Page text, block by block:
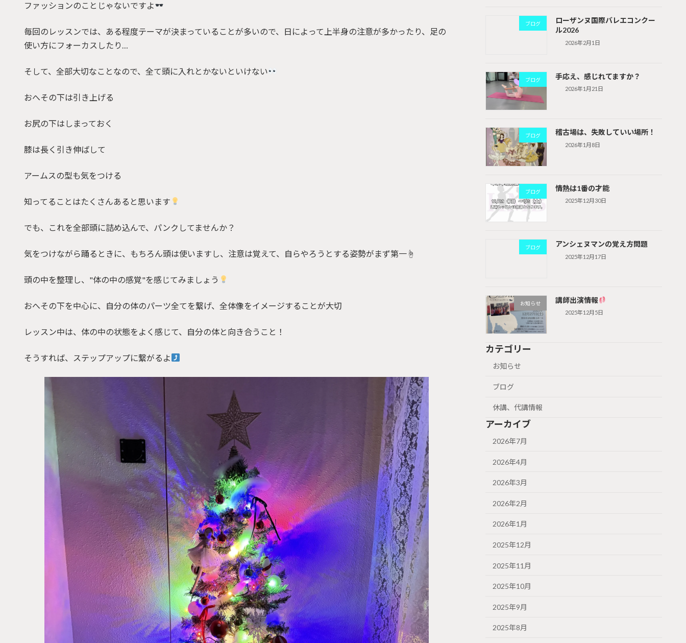
ファッションのことじゃないですよ
毎回のレッスンでは、ある程度テーマが決まっていることが多いので、日によって上半身の注意が多かったり、足の
使い方にフォーカスしたり…
そして、全部大切なことなので、全て頭に入れとかないといけない
おへその下は引き上げる
お尻の下はしまっておく
膝は長く引き伸ばして
アームスの型も気をつける
知ってることはたくさんあると思います
でも、これを全部頭に詰め込んで、パンクしてませんか？
気をつけながら踊るときに、もちろん頭は使いますし、注意は覚えて、自らやろうとする姿勢がまず第一☝️
頭の中を整理し、"体の中の感覚"を感じてみましょう
おへその下を中心に、自分の体のパーツ全てを繋げ、全体像をイメージすることが大切
レッスン中は、体の中の状態をよく感じて、自分の体と向き合うこと！
そうすれば、ステップアップに繋がるよ
ブログ
ローザンヌ国際バレエコンクー
ル2026
2026年2月1日
ブログ 手応え、感じれてますか？
2026年1月21日
ブログ 稽古場は、失敗していい場所！
2026年1月8日
ブログ 情熱は1番の才能
2025年12月30日
ブログ アンシェヌマンの覚え方問題
2025年12月17日
お知らせ 講師出演情報
2025年12月5日
カテゴリー
お知らせ
ブログ
休講、代講情報
アーカイブ
2026年7月
2026年4月
2026年3月
2026年2月
2026年1月
2025年12月
2025年11月
2025年10月
2025年9月
2025年8月